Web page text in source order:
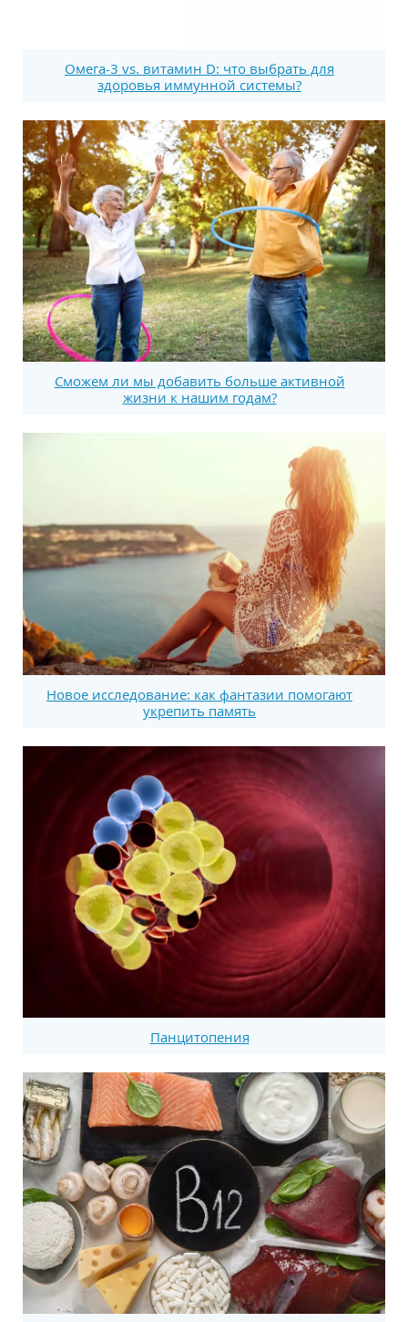
Омега-3 vs. витамин D: что выбрать для
здоровья иммунной системы?
Сможем ли мы добавить больше активной
жизни к нашим годам?
Новое исследование: как фантазии помогают
укрепить память
Панцитопения